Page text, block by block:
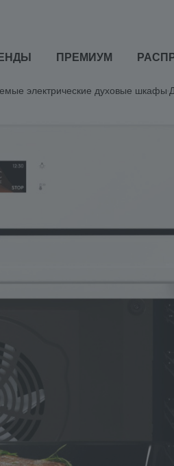
ПРЕМИУМ
электрические духовые шкафы